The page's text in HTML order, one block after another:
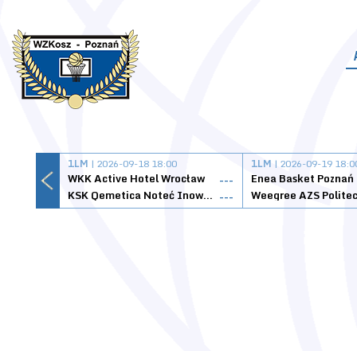
1LM | 2026-09-18 18:00
WKK Active Hotel Wrocław
---
KSK Qemetica Noteć Inowrocław ---
1LM | 2026-09-19
Enea Basket Poznań